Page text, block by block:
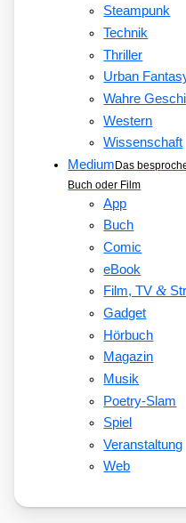
Steampunk
Technik
Thriller
Urban
Wahre
Western
Wissenschaft
MediumDas
Buch oder Film
App
Buch
Comic
eBook
Film, TV&
Gadget
Hörbuch
Magazin
Musik
Poetry-Slam
Spiel
Veranstaltung
Web